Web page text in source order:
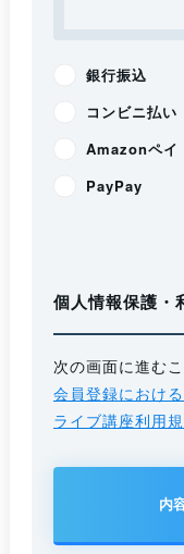
銀行振込
コンビニ払い
Amazonペイ
PayPay
個人情報保護・
次の画面に進むこ
会員登録におけ
ライブ講座利用
内